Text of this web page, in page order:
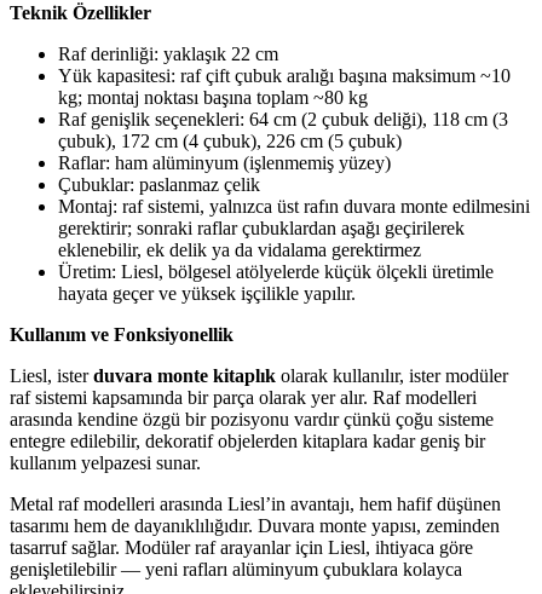
Teknik Özellikler
Raf derinliği: yaklaşık 22 cm
Yük kapasitesi: raf çift çubuk aralığı başına maksimum ~10
kg; montaj noktası başına toplam ~80 kg
Raf genişlik seçenekleri: 64 cm (2 çubuk deliği), 118 cm (3
çubuk), 172 cm (4 çubuk), 226 cm (5 çubuk)
Raflar: ham alüminyum (işlenmemiş yüzey)
Çubuklar: paslanmaz çelik
Montaj: raf sistemi, yalnızca üst rafın duvara monte edilmesini
gerektirir; sonraki raflar çubuklardan aşağı geçirilerek
eklenebilir, ek delik ya da vidalama gerektirmez
Üretim: Liesl, bölgesel atölyelerde küçük ölçekli üretimle
hayata geçer ve yüksek işçilikle yapılır.
Kullanım ve Fonksiyonellik
Liesl, isterduvara monte kitaplık olarak kullanılır, ister modüler
raf sistemi kapsamında bir parça olarak yer alır. Raf modelleri
arasında kendine özgü bir pozisyonu vardır çünkü çoğu sisteme
entegre edilebilir, dekoratif objelerden kitaplara kadar geniş bir
kullanım yelpazesi sunar.
Metal raf modelleri arasında Liesl’in avantajı, hem hafif düşünen
tasarımı hem de dayanıklılığıdır. Duvara monte yapısı, zeminden
tasarruf sağlar. Modüler raf arayanlar için Liesl, ihtiyaca göre
genişletilebilir — yeni rafları alüminyum çubuklara kolayca